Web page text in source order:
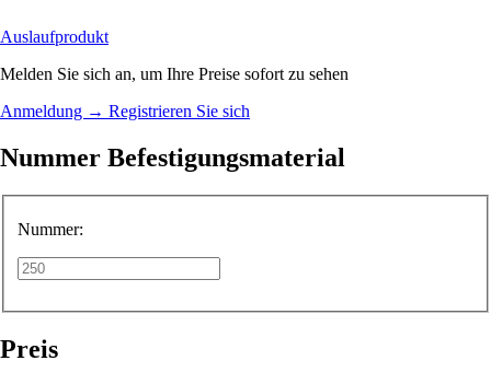
Auslaufprodukt
Melden Sie sich an, um Ihre Preise sofort zu sehen
Anmeldung → Registrieren Sie sich
Nummer Befestigungsmaterial
Nummer:
Preis